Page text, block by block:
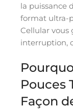
la puissance
format ultra-
Cellular vous
interruption,
Pouces
Façon